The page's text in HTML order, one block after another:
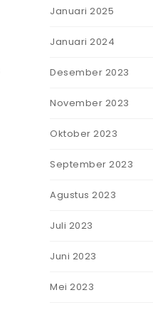
Januari 2025
Januari 2024
Desember 2023
November 2023
Oktober 2023
September 2023
Agustus 2023
Juli 2023
Juni 2023
Mei 2023